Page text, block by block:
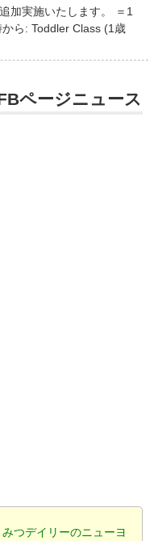
加実施いたします。 ＝1
ら: Toddler Class (1歳
ページニュース
つデイリーのニューヨ